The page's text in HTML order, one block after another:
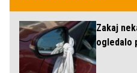
Zakaj
ogledalo